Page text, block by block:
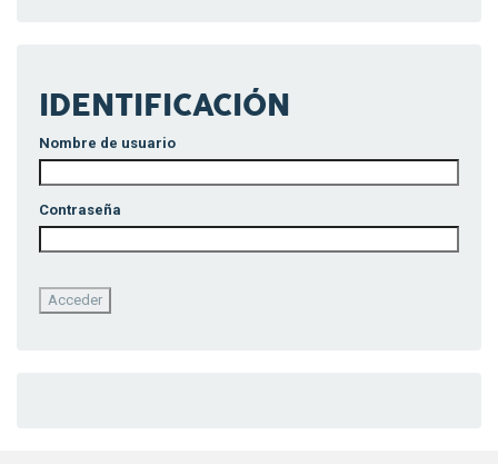
IDENTIFICACIÓN
Nombre de usuario
Contraseña